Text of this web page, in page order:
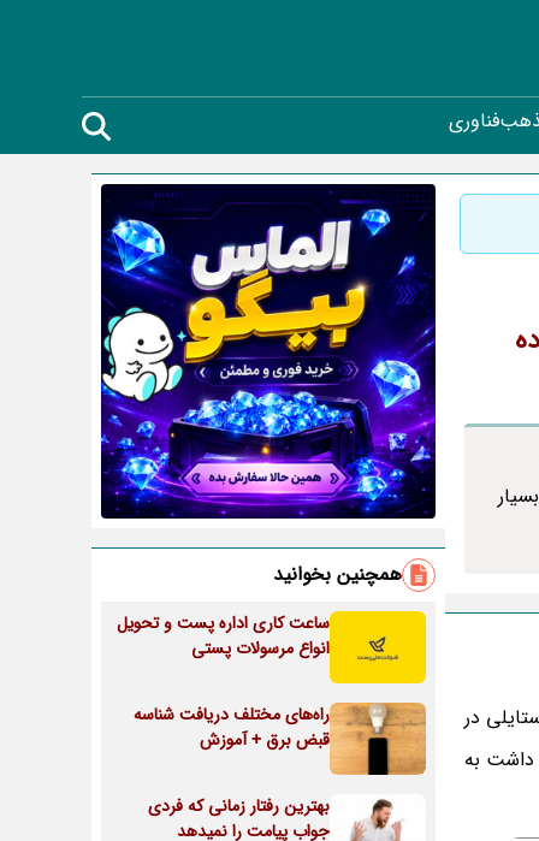
فناوری
در
داشت به
همچنین بخوانید
ساعت کاری اداره پست و تحویل
انواع مرسولات پستی
راه‌های مختلف دریافت شناسه
قبض برق + آموزش
بهترین رفتار زمانی که فردی
جواب پیامت را نمیدهد